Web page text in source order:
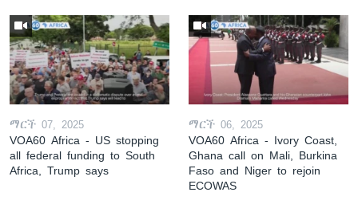
ማርች 07, 2025
VOA60 Africa - US stopping
all federal funding to South
Africa, Trump says
ማርች 06, 2025
VOA60 Africa - Ivory Coast,
Ghana call on Mali, Burkina
Faso and Niger to rejoin
ECOWAS